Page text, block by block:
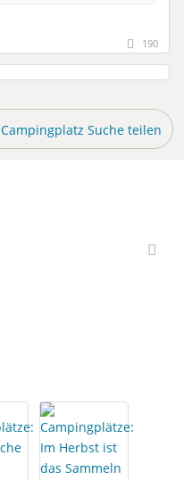
190
Campingplatz Suche teilen